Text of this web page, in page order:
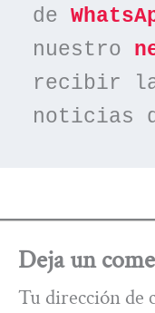
de
nuestro
recibir
noticias
Deja un
Tu dirección de